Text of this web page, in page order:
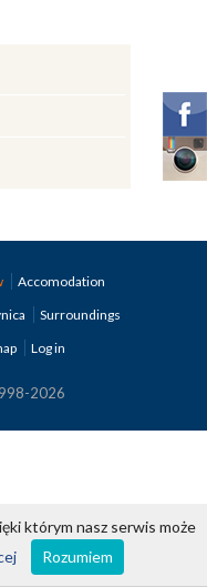
Accomodation
Surroundings
Log in
2026
którym nasz serwis może
Rozumiem